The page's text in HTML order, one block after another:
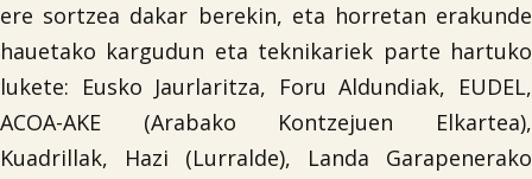
ere sortzea dakar berekin, eta horretan erakunde
hauetako kargudun eta teknikariek parte hartuko
lukete: Eusko Jaurlaritza, Foru Aldundiak, EUDEL,
ACOA-AKE (Arabako Kontzejuen Elkartea),
Kuadrillak, Hazi (Lurralde), Landa Garapenerako